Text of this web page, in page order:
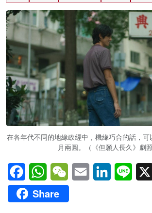
在各年代不同的地緣政經中，機緣巧合的話，可
月兩圓。（《但願人長久》劇照
FacebookWhatsAppWeChatEmail LinkedInLine
Share